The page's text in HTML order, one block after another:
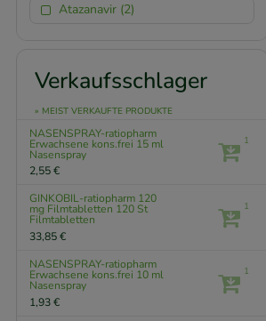
Atazanavir (2)
Verkaufsschlager
» MEIST VERKAUFTE PRODUKTE
NASENSPRAY-ratiopharm
Erwachsene kons.frei 15 ml
Nasenspray
2,55 €
1
GINKOBIL-ratiopharm 120
mg Filmtabletten 120 St
Filmtabletten
33,85 €
1
NASENSPRAY-ratiopharm
Erwachsene kons.frei 10 ml
Nasenspray
1,93 €
1